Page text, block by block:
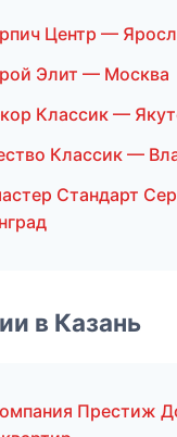
Центр —
Элит — Москва
Классик —
Классик —
Стандарт
в Казань
Престиж